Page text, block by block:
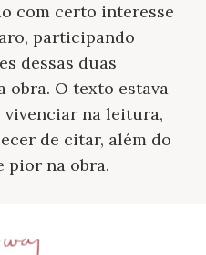
com certo interesse
participando
dessas duas
obra. O texto estava
vivenciar na leitura,
de citar, além do
pior na obra.